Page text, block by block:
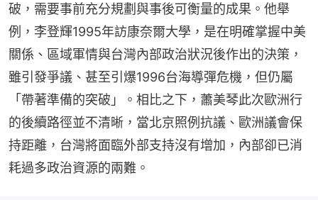
破，需要事前充分規劃與事後可衡量的成果。他舉
例，李登輝1995年訪康奈爾大學，是在明確掌握中美
關係、區域軍情與台灣內部政治狀況後作出的決策，
雖引發爭議、甚至引爆1996台海導彈危機，但仍屬
「帶著準備的突破」。相比之下，蕭美琴此次歐洲行
的後續路徑並不清晰，當北京照例抗議、歐洲議會保
持距離，台灣將面臨外部支持沒有增加，內部卻已消
耗過多政治資源的兩難。